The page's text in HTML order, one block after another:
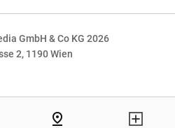
GmbH & Co KG 2026
2, 1190 Wien
pin_drop